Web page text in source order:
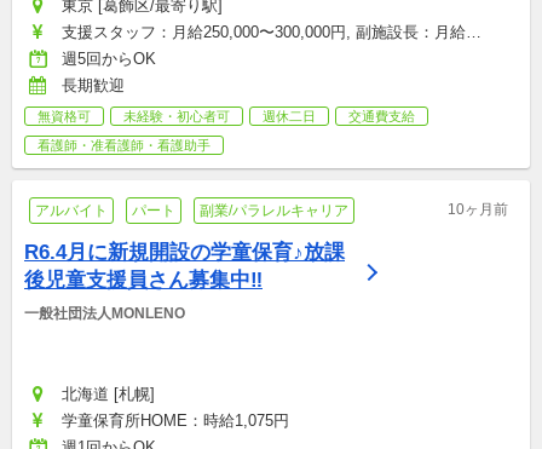
東京 [葛飾区/最寄り駅]
支援スタッフ：月給250,000〜300,000円, 副施設長：月給
270,000〜320,000円
週5回からOK
長期歓迎
無資格可 未経験・初心者可 週休二日
交通費支給
看護師・准看護師・看護助手
アルバイト パート 副業/パラレルキャリア 10ヶ月前
R6.4月に新規開設の学童保育♪放課
後児童支援員さん募集中‼︎
一般社団法人MONLENO
北海道 [札幌]
学童保育所HOME：時給1,075円